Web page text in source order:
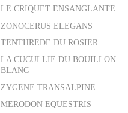
LE CRIQUET ENSANGLANTE
ZONOCERUS ELEGANS
TENTHREDE DU ROSIER
LA CUCULLIE DU BOUILLON
BLANC
ZYGENE TRANSALPINE
MERODON EQUESTRIS